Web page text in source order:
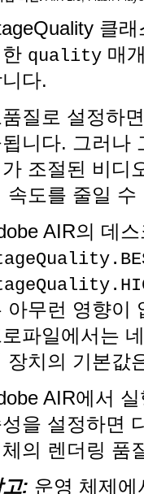
클
quality 매
다.
품질로 설정하
니다. 그러나
조절된 비디
속도를 줄일 수
AIR의 데
아무런 영향이
파일에서는
장치의 기본값
AIR에서
을 설정하면
의 렌더링 품
: 운영 체제